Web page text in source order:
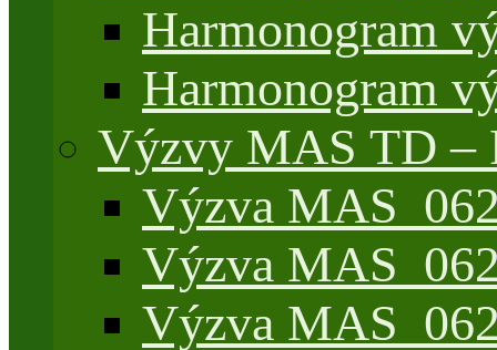
Harmonogram
Harmonogram
Výzvy MAS TD –
Výzva
Výzva
Výzva